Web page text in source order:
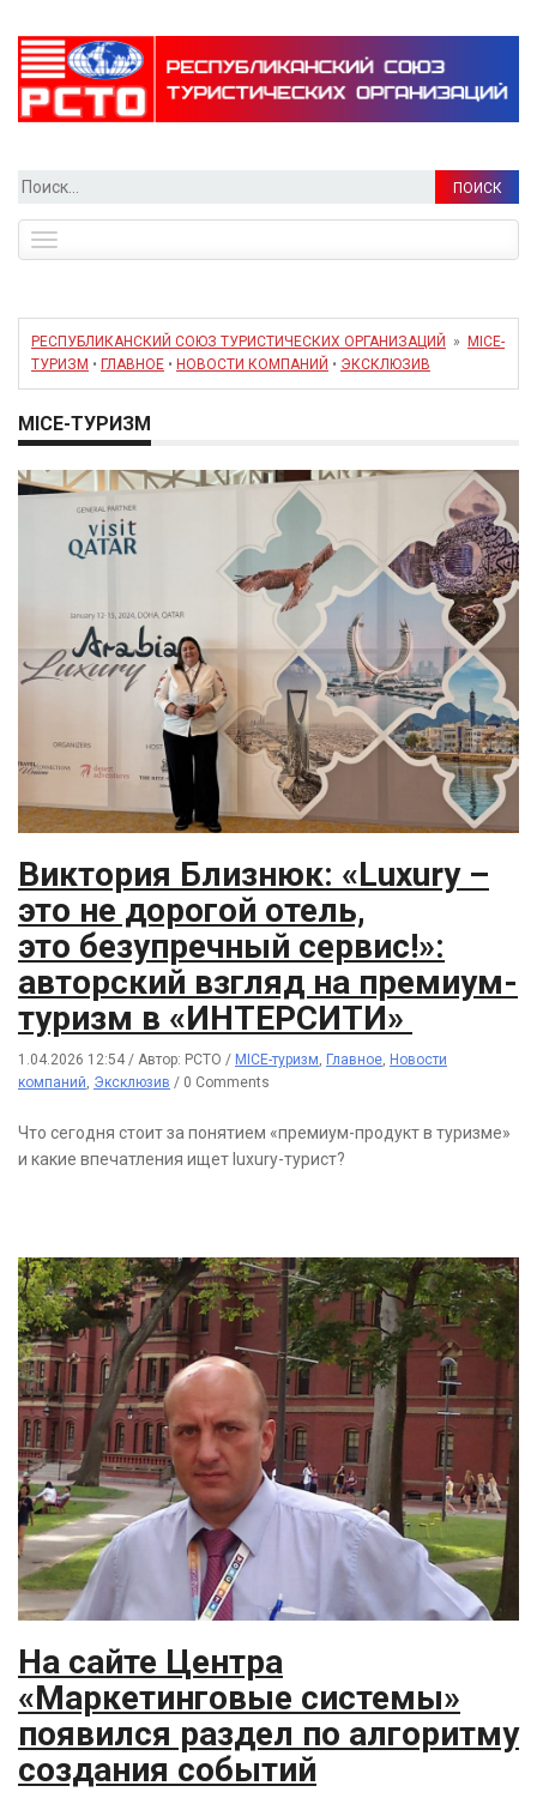
Найти:
navigation
РЕСПУБЛИКАНСКИЙ СОЮЗ ТУРИСТИЧЕСКИХ ОРГАНИЗАЦИЙ »
MICE-
ТУРИЗМ • ГЛАВНОЕ • НОВОСТИ КОМПАНИЙ • ЭКСКЛЮЗИВ
MICE-ТУРИЗМ
Виктория Близнюк: «Luxury –
это не дорогой отель,
это безупречный сервис!»:
авторский взгляд на премиум-
туризм в «ИНТЕРСИТИ»
1.04.2026 12:54 / Автор: РСТО / MICE-туризм, Главное, Новости
компаний, Эксклюзив / 0 Comments
Что сегодня стоит за понятием «премиум-продукт в туризме»
и какие впечатления ищет luxury-турист?
На сайте Центра
«Маркетинговые системы»
появился раздел по алгоритму
создания событий